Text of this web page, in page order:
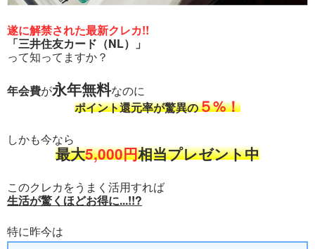
遂に解禁された最新クレカ!!
「三井住友カード（NL）」
って知ってますか？
年会費が永年無料なのに
ポイント還元率が驚異の５%！
しかも今なら
最大5,000円相当プレゼント中
このクレカをうまく活用すれば
生活が驚くほどお得に...!!?
特に昨今は